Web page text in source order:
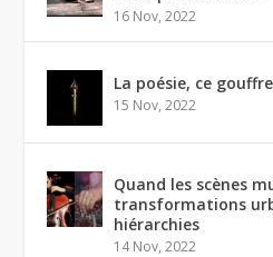
16 Nov, 2022
La poésie, ce
15 Nov, 2022
Quand les scènes
transformations
hiérarchies
14 Nov, 2022